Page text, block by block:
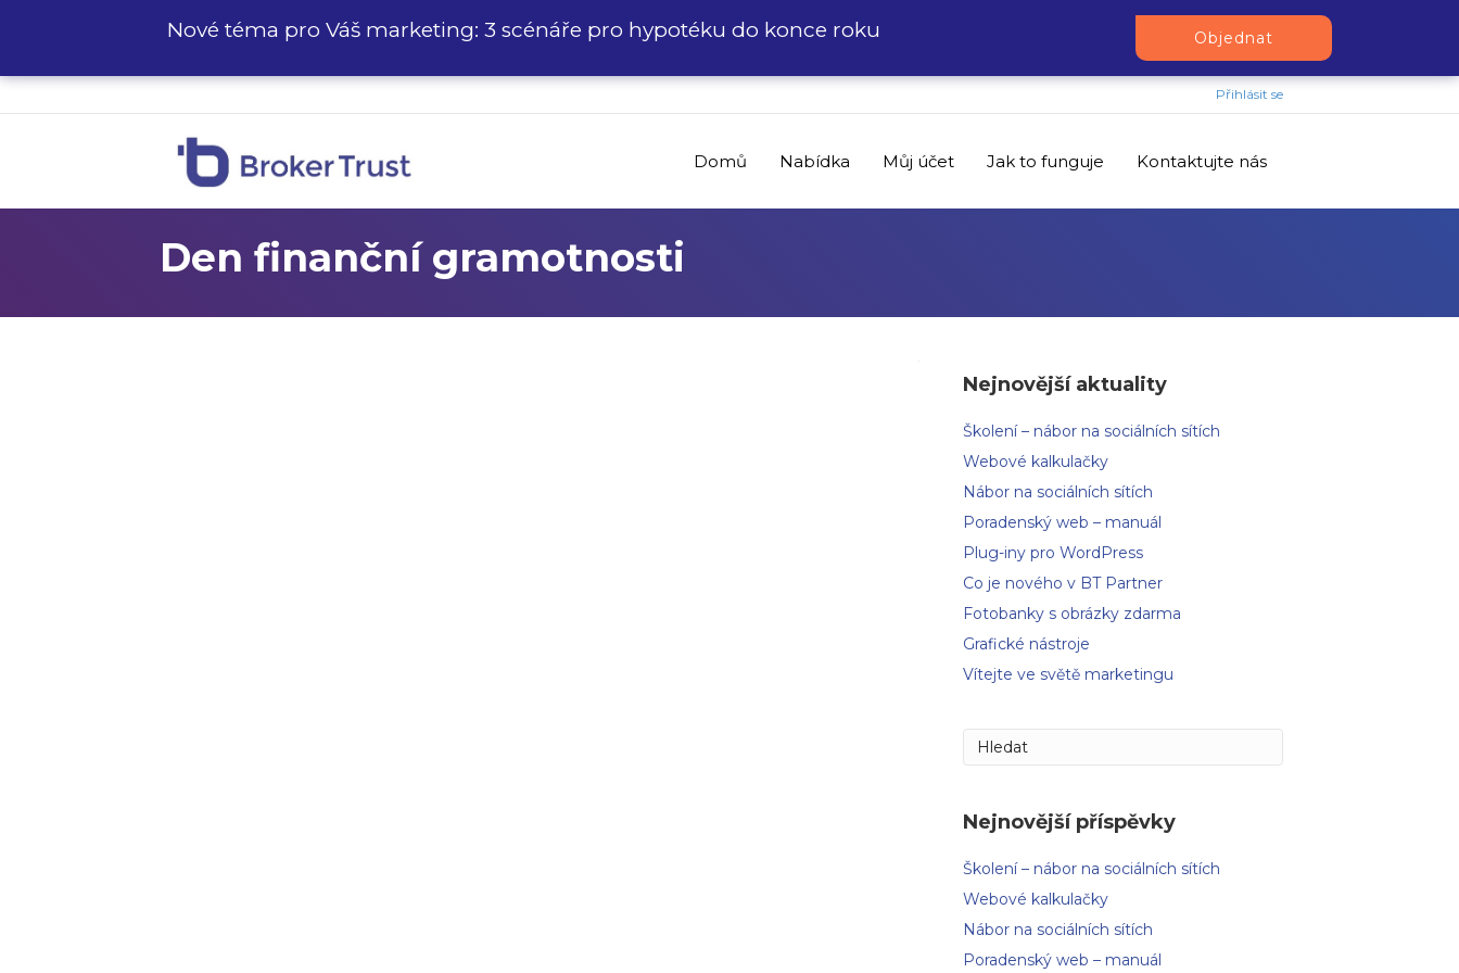
Přihlásit se
Domů Nabídka Můj účet Jak to funguje Kontaktujte nás
Den finanční gramotnosti
Nejnovější aktuality
Školení – nábor na sociálních sítích
Webové kalkulačky
Nábor na sociálních sítích
Poradenský web – manuál
Plug-iny pro WordPress
Co je nového v BT Partner
Fotobanky s obrázky zdarma
Grafické nástroje
Vítejte ve světě marketingu
Nejnovější příspěvky
Školení – nábor na sociálních sítích
Webové kalkulačky
Nábor na sociálních sítích
Poradenský web – manuál
Nové téma pro Váš marketing: 3 scénáře pro hypotéku do konce roku Objednat